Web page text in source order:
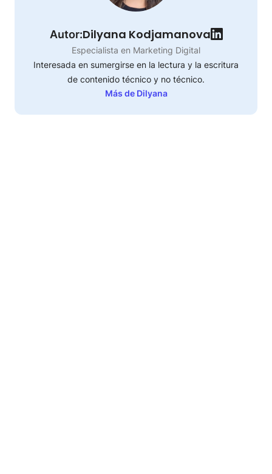
Autor:Dilyana Kodjamanova
Especialista en Marketing Digital
Interesada en sumergirse en la lectura y la escritura
de contenido técnico y no técnico.
Más de Dilyana